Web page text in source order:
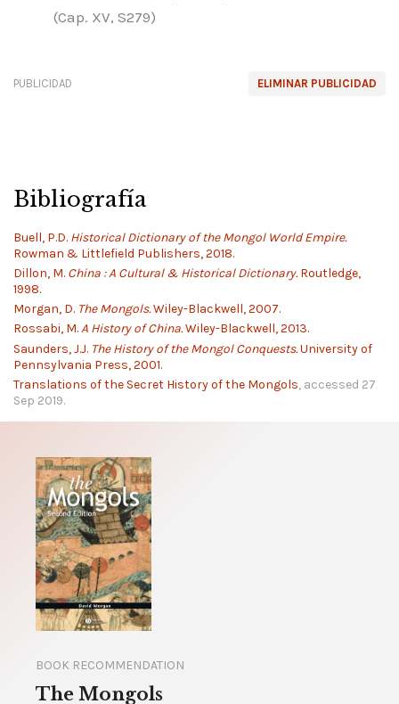
(Cap. XV, S279)
ELIMINAR PUBLICIDAD
PUBLICIDAD
Bibliografía
Buell, P.D. Historical Dictionary of the Mongol World Empire.
Rowman & Littlefield Publishers, 2018.
Dillon, M. China : A Cultural & Historical Dictionary.Routledge,
1998.
Morgan, D. The Mongols.Wiley-Blackwell, 2007.
Rossabi, M.A History of China.Wiley-Blackwell, 2013.
Saunders, J.J. The History of the Mongol Conquests.University of
Pennsylvania Press, 2001.
Translations of the Secret History of the Mongols, accessed 27
Sep 2019.
BOOK RECOMMENDATION
The Mongols